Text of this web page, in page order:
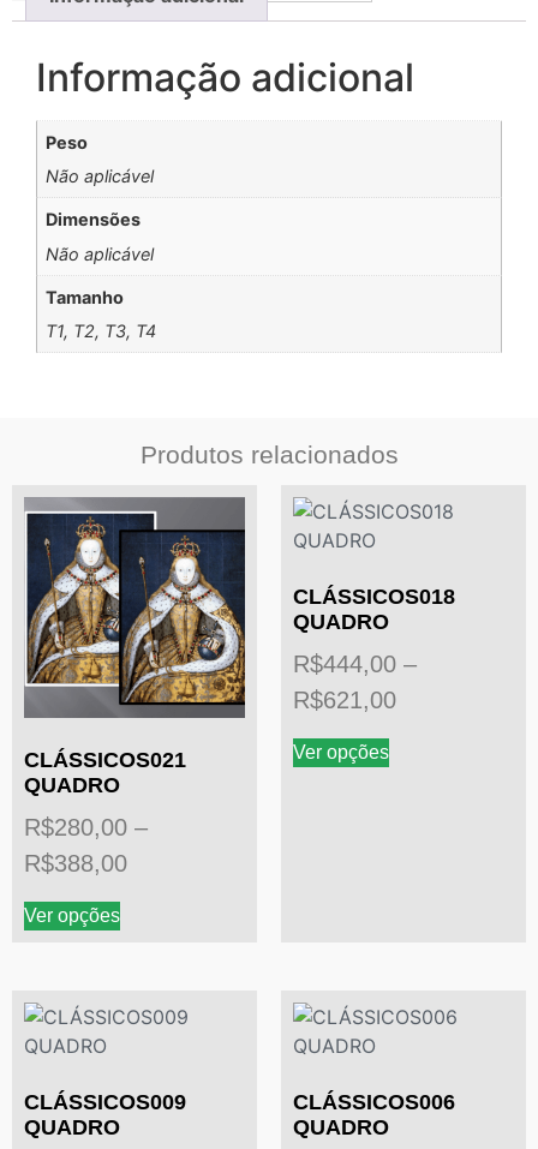
Informação adicional
Peso
Não aplicável
Dimensões
Não aplicável
Tamanho
T1, T2, T3, T4
Produtos relacionados
CLÁSSICOS021
QUADRO
R$280,00 –
R$388,00
Ver opções
CLÁSSICOS018
QUADRO
R$444,00 –
R$621,00
Ver opções
CLÁSSICOS009
QUADRO
CLÁSSICOS006
QUADRO